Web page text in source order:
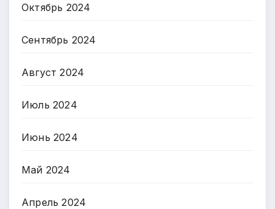
Октябрь 2024
Сентябрь 2024
Август 2024
Июль 2024
Июнь 2024
Май 2024
Апрель 2024